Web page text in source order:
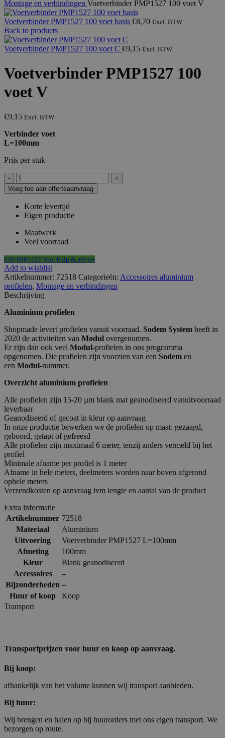
Montage en verbindingen Voetverbinder PMP1527 100 voet V
Voetverbinder PMP1527 100 voet basis €8,70 Excl. BTW
Back to products
Voetverbinder PMP1527 100 voet C €9,15 Excl. BTW
Voetverbinder PMP1527 100
voet V
€9,15 Excl. BTW
Verbinder voet
L=100mm
Prijs per stuk
Voetverbinder
PMP1527
100
voet
V
aantal
Voeg toe aan offerteaanvraag
Korte levertijd
Eigen productie
Maatwerk
Veel voorraad
030-6865422 Voor hulp & advies
Add to wishlist
Artikelnummer: 72518 Categorieën: Accessoires aluminium
profielen, Montage en verbindingen
Beschrijving
Aluminium profielen
Shopmade levert profielen vanuit voorraad. Sodem System heeft in
2020 de activiteiten van Modul overgenomen.
Er zijn dan ook veel Modul-profielen in ons programma
opgenomen. Die profielen zijn voorzien van een Sodem en
een Modul-nummer.
Overzicht aluminium profielen
Alle profielen zijn 15-20 µm blank mat geanodiseerd vanuitvoorraad
leverbaar
Geanodiseerd of gecoat in kleur op aanvraag
In onze productie bewerken we de profielen op maat: gezaagd,
geboord, getapt of gefreesd
Alle profielen zijn maximaal 6 meter, tenzij anders vermeld bij het
profiel
Minimale afname per profiel is 1 meter
Afname in hele meters, deelmeters worden naar boven afgerond
ophele meters
Verzendkosten op aanvraag ivm lengte en aantal van de product
Extra informatie
Artikelnummer 72518
Materiaal
Aluminium
Uitvoering
Voetverbinder PMP1527 L=100mm
Afmeting
100mm
Kleur
Blank geanodiseerd
Accessoires
–
Bijzonderheden –
Huur of koop
Koop
Transport
Transportprijzen voor huur en koop op aanvraag.
Bij koop:
afhankelijk van het volume kunnen wij transport aanbieden.
Bij huur:
Wij brengen en halen op bij huurorders met ons eigen transport. We
bezorgen op route.